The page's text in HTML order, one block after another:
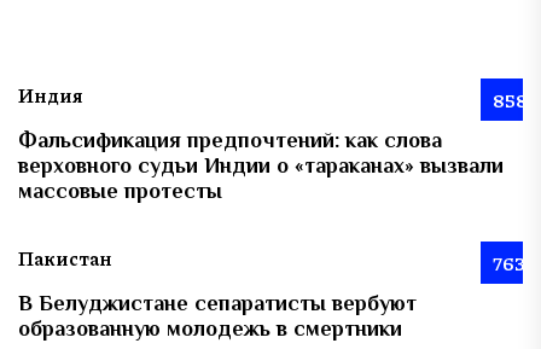
Индия 858
Фальсификация предпочтений: как слова
верховного судьи Индии о «тараканах» вызвали
массовые протесты
Пакистан 763
В Белуджистане сепаратисты вербуют
образованную молодежь в смертники